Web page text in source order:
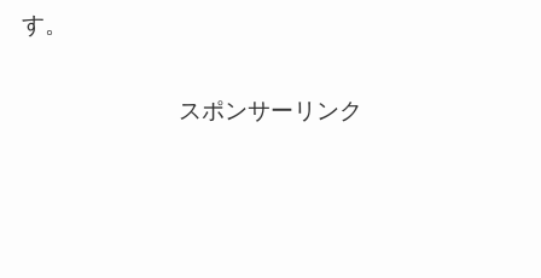
す。
スポンサーリンク